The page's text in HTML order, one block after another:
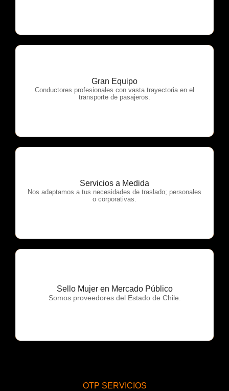
Gran Equipo
Conductores profesionales con vasta trayectoria en el
transporte de pasajeros.
OTP Servicios
Servicios a Medida
Nos adaptamos a tus necesidades de traslado; personales
o corporativas.
OTP Servicios
Sello Mujer en Mercado Público
Somos proveedores del Estado de Chile.
OTP Servicios
OTP SERVICIOS